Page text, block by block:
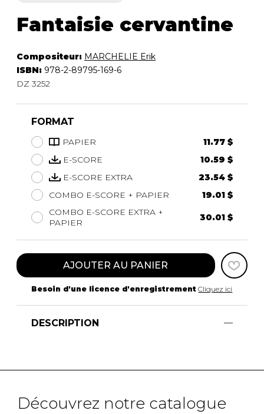
Fantaisie cervantine
Compositeur: MARCHELIE Erik
ISBN: 978-2-89795-169-6
DZ 3252
FORMAT
PAPIER
11.77 $
E-SCORE
10.59 $
E-SCORE EXTRA
23.54 $
COMBO E-SCORE + PAPIER
19.01 $
COMBO E-SCORE EXTRA +
PAPIER
30.01 $
AJOUTER AU PANIER
Besoin d'une licence d'enregistrement Cliquez ici
DESCRIPTION
Découvrez notre catalogue